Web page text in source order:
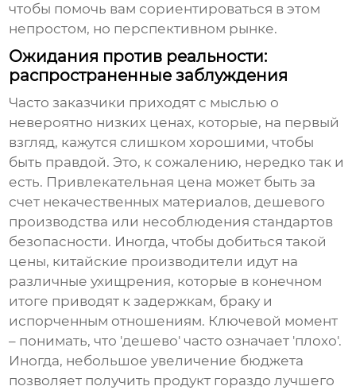
чтобы помочь вам сориентироваться в этом
непростом, но перспективном рынке.
Ожидания против реальности:
распространенные заблуждения
Часто заказчики приходят с мыслью о
невероятно низких ценах, которые, на первый
взгляд, кажутся слишком хорошими, чтобы
быть правдой. Это, к сожалению, нередко так и
есть. Привлекательная цена может быть за
счет некачественных материалов, дешевого
производства или несоблюдения стандартов
безопасности. Иногда, чтобы добиться такой
цены, китайские производители идут на
различные ухищрения, которые в конечном
итоге приводят к задержкам, браку и
испорченным отношениям. Ключевой момент
– понимать, что 'дешево' часто означает 'плохо'.
Иногда, небольшое увеличение бюджета
позволяет получить продукт гораздо лучшего